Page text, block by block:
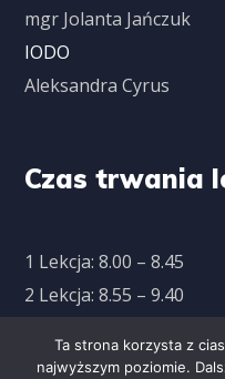
mgr Jolanta Jańczuk
IODO
Aleksandra Cyrus
Czas trwania
1 Lekcja: 8.00 – 8.45
2 Lekcja: 8.55 – 9.40
4 Lekcja: 10.45 – 11.30
Ta strona korzysta z
najwyższym poziomie.